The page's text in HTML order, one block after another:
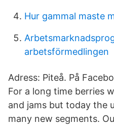
Hur gammal maste
arbetsförmedlingen
Adress: Piteå. På
For a long time berries
and jams but today the
many new segments.